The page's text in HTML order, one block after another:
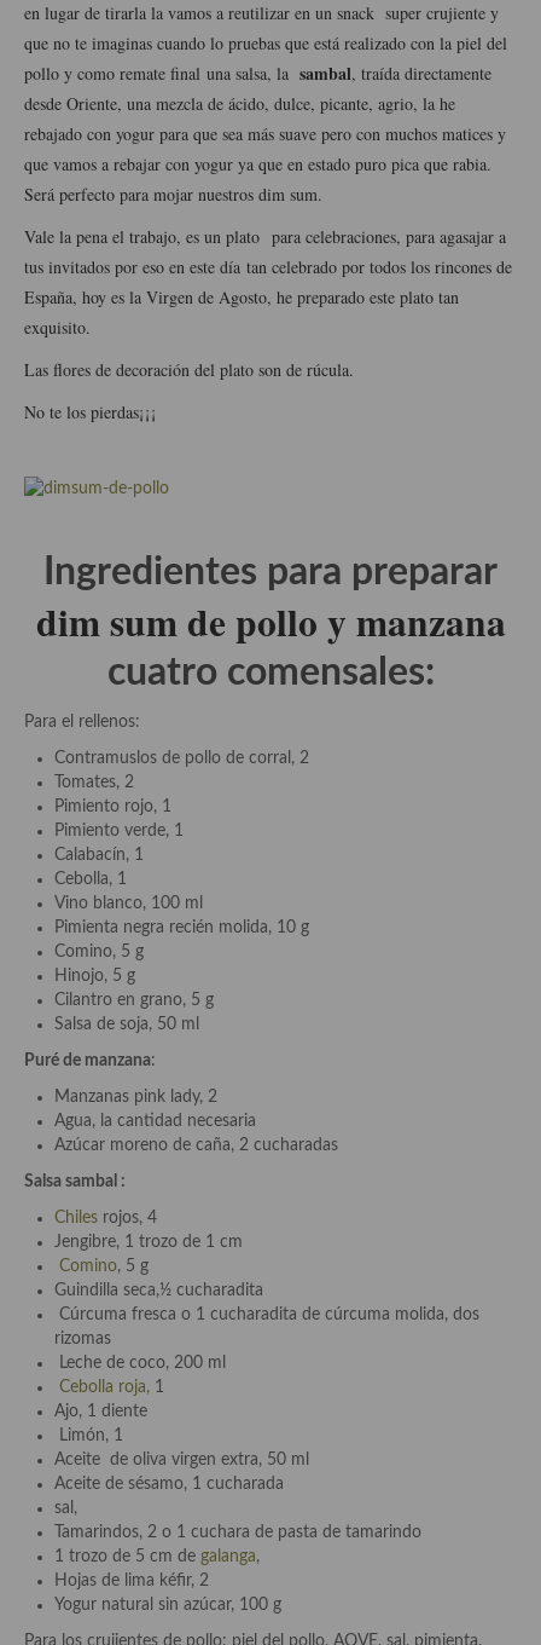
Aderezos, salsas, vinagretas, especias, hierbas aromáticas o
Especias, mezclas de especias
Hierbas aromáticas
Aceites
Sales y polvos
Bebidas
demás
Entrantes y primeros platos
Ensaladas
Entrantes
Gazpachos, salmorejos, sopas y cremas frías
Quínoa
Pasta
Arroces Y fideuás
Legumbres y cereales
Cuscús
Huevos
Masas elaboradas con harina, pizzas, quiches y demás
Plato principal
Carne
Pescado y Marisco
Postres y dulces
Postres con frutas
Quesos, recetas
Salazones y encurtidos
Recetas Especiales
Recetas de Cuaresma
Recetas maridadas con los mejores AOVES
en lugar de tirarla la vamos a reutilizar en un snack super crujiente y
que no te imaginas cuando lo pruebas que está realizado con la piel del
pollo y como remate final una salsa, la sambal, traída directamente
desde Oriente, una mezcla de ácido, dulce, picante, agrio, la he
rebajado con yogur para que sea más suave pero con muchos matices y
que vamos a rebajar con yogur ya que en estado puro pica que rabia.
Será perfecto para mojar nuestros dim sum.
Vale la pena el trabajo, es un plato para celebraciones, para agasajar a
tus invitados por eso en este día tan celebrado por todos los rincones de
España, hoy es la Virgen de Agosto, he preparado este plato tan
exquisito.
Las flores de decoración del plato son de rúcula.
No te los pierdas¡¡¡
Ingredientes para preparar
dim sum de pollo y manzana
cuatro comensales:
Para el rellenos:
Contramuslos de pollo de corral, 2
Tomates, 2
Pimiento rojo, 1
Pimiento verde, 1
Calabacín, 1
Cebolla, 1
Vino blanco, 100 ml
Pimienta negra recién molida, 10 g
Comino, 5 g
Hinojo, 5 g
Cilantro en grano, 5 g
Salsa de soja, 50 ml
Puré de manzana:
Manzanas pink lady, 2
Agua, la cantidad necesaria
Azúcar moreno de caña, 2 cucharadas
Salsa sambal :
Chiles rojos, 4
Jengibre, 1 trozo de 1 cm
Comino, 5 g
Guindilla seca,½ cucharadita
Cúrcuma fresca o 1 cucharadita de cúrcuma molida, dos
rizomas
Leche de coco, 200 ml
Cebolla roja, 1
Ajo, 1 diente
Limón, 1
Aceite de oliva virgen extra, 50 ml
Aceite de sésamo, 1 cucharada
sal,
Tamarindos, 2 o 1 cuchara de pasta de tamarindo
1 trozo de 5 cm de galanga,
Hojas de lima kéfir, 2
Yogur natural sin azúcar, 100 g
Para los crujientes de pollo: piel del pollo, AOVE, sal, pimienta.